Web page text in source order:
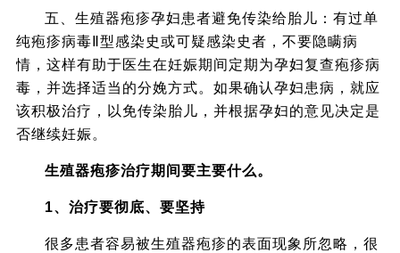
五、生殖器疱疹孕妇患者避免传染给胎儿：有过单
纯疱疹病毒Ⅱ型感染史或可疑感染史者，不要隐瞒病
情，这样有助于医生在妊娠期间定期为孕妇复查疱疹病
毒，并选择适当的分娩方式。如果确认孕妇患病，就应
该积极治疗，以免传染胎儿，并根据孕妇的意见决定是
否继续妊娠。
生殖器疱疹治疗期间要主要什么。
1、治疗要彻底、要坚持
很多患者容易被生殖器疱疹的表面现象所忽略，很